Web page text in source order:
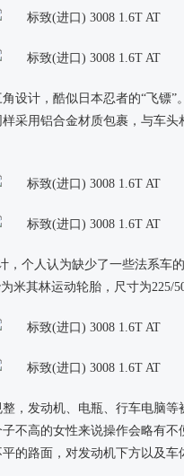
设计，酷似日本忍者的“飞镖”
采用铝合金材质包裹，与车头
，个人认为缺少了一些法系车
米其林运动轮胎，尺寸为225/
，发动机、电瓶、行车电脑等
不高的女性来说操作会略有不
的路面，对发动机下方以及车